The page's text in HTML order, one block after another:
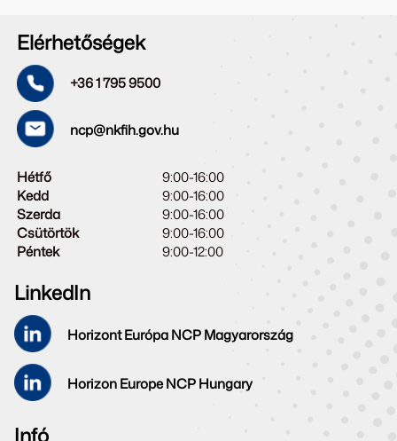
Elérhetőségek
+36 1 795 9500
ncp@nkfih.gov.hu
Hétfő
9:00-16:00
Kedd
9:00-16:00
Szerda
9:00-16:00
Csütörtök
9:00-16:00
Péntek
9:00-12:00
LinkedIn
Horizont Európa NCP Magyarország
Horizon Europe NCP Hungary
Infó